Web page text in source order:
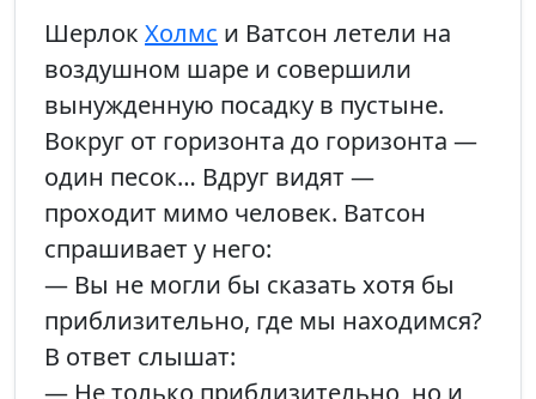
Шерлок Холмс и Ватсон летели на
воздушном шаре и совершили
вынужденную посадку в пустыне.
Вокруг от горизонта до горизонта —
один песок… Вдруг видят —
проходит мимо человек. Ватсон
спрашивает у него:
— Вы не могли бы сказать хотя бы
приблизительно, где мы находимся?
В ответ слышат:
— Не только приблизительно, но и